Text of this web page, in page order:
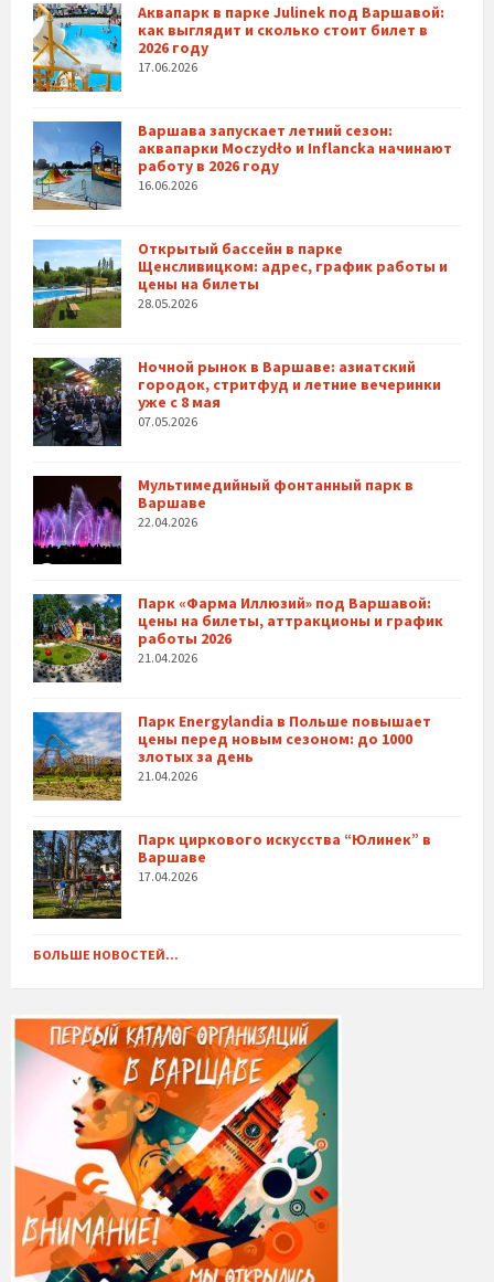
Аквапарк в парке Julinek под Варшавой:
как выглядит и сколько стоит билет в
2026 году
17.06.2026
Варшава запускает летний сезон:
аквапарки Moczydło и Inflancka начинают
работу в 2026 году
16.06.2026
Открытый бассейн в парке
Щенсливицком: адрес, график работы и
цены на билеты
28.05.2026
Ночной рынок в Варшаве: азиатский
городок, стритфуд и летние вечеринки
уже с 8 мая
07.05.2026
Мультимедийный фонтанный парк в
Варшаве
22.04.2026
Парк «Фарма Иллюзий» под Варшавой:
цены на билеты, аттракционы и график
работы 2026
21.04.2026
Парк Energylandia в Польше повышает
цены перед новым сезоном: до 1000
злотых за день
21.04.2026
Парк циркового искусства “Юлинек” в
Варшаве
17.04.2026
БОЛЬШЕ НОВОСТЕЙ...